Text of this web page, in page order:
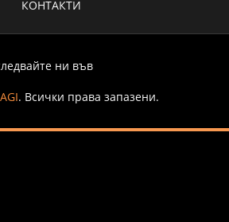
КОНТАКТИ
ни във
. Всички права запазени.